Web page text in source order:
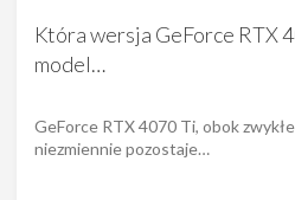
Która wersja GeForce RTX
model…
GeForce RTX 4070 Ti, obok
niezmiennie pozostaje…